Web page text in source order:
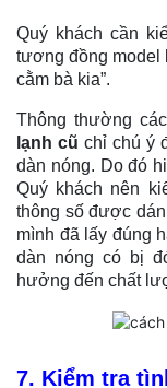
Quý khách cần
tương đồng model
cằm bà kia”.
Thông thường
lạnh cũ chỉ chú ý
dàn nóng. Do đó
Quý khách nên
thông số được
mình đã lấy đúng
dàn nóng có bị
hưởng đến chất
7. Kiểm tra